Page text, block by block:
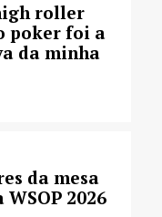
roller
poker foi a
da minha
da mesa
2026